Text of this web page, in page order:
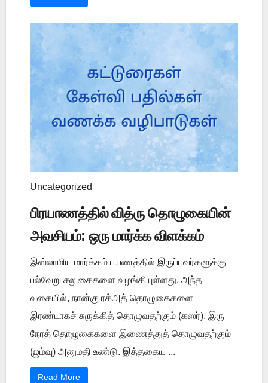
Uncategorized
பிரயாணத்தில் வித்ரு தொழுகையின்
அவசியம்: ஒரு மார்க்க விளக்கம்
இஸ்லாமிய மார்க்கம் பயணத்தில் இருப்பவர்களுக்கு
பல்வேறு சலுகைகளை வழங்கியுள்ளது. அந்த
வகையில், நான்கு ரக்அத் தொழுகைகளை
இரண்டாகச் சுருக்கித் தொழுவதற்கும் (கஸர்), இரு
நேரத் தொழுகைகளை இணைத்துத் தொழுவதற்கும்
(ஜம்வு) அனுமதி உண்டு. இத்தகைய ...
Read More